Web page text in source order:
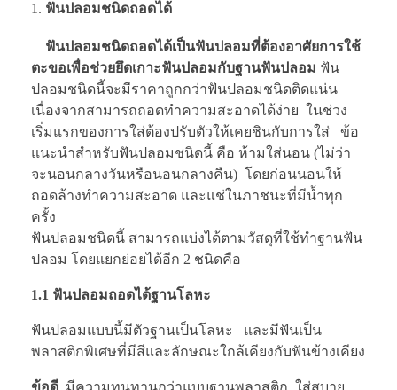
ฟันปลอมชนิดถอดได้
ฟันปลอมชนิดถอดได้เป็นฟันปลอมที่ต้องอาศัยการใช้
ตะขอเพื่อช่วยยึดเกาะฟันปลอมกับฐานฟันปลอม ฟัน
ปลอมชนิดนี้จะมีราคาถูกกว่าฟันปลอมชนิดติดแน่น
เนื่องจากสามารถถอดทำความสะอาดได้ง่าย ในช่วง
เริ่มแรกของการใส่ต้องปรับตัวให้เคยชินกับการใส่ ข้อ
แนะนำสำหรับฟันปลอมชนิดนี้ คือ ห้ามใส่นอน (ไม่ว่า
จะนอนกลางวันหรือนอนกลางคืน) โดยก่อนนอนให้
ถอดล้างทำความสะอาด และแช่ในภาชนะที่มีน้ำทุก
ครั้ง
ฟันปลอมชนิดนี้ สามารถแบ่งได้ตามวัสดุที่ใช้ทำฐานฟัน
ปลอม โดยแยกย่อยได้อีก 2 ชนิดคือ
1.1 ฟันปลอมถอดได้ฐานโลหะ
ฟันปลอมแบบนี้มีตัวฐานเป็นโลหะ และมีฟันเป็น
พลาสติกพิเศษที่มีสีและลักษณะใกล้เคียงกับฟันข้างเคียง
ข้อดี มีความทนทานกว่าแบบฐานพลาสติก ใส่สบาย